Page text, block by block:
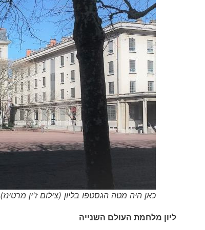
כאן היה מטה הגסטפו בליון (צילום ז'ין מרטינז)
ליון מלחמת העולם השנייה